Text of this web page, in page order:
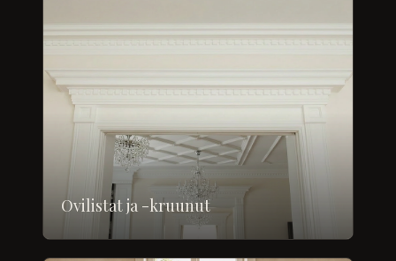
Ovilistat ja -kruunut